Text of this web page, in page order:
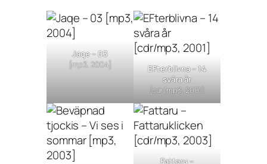
Jaqe –03
[mp3, 2004]
EFterblivna –14
svåra år
[cdr/mp3, 2001]
Fattaru –